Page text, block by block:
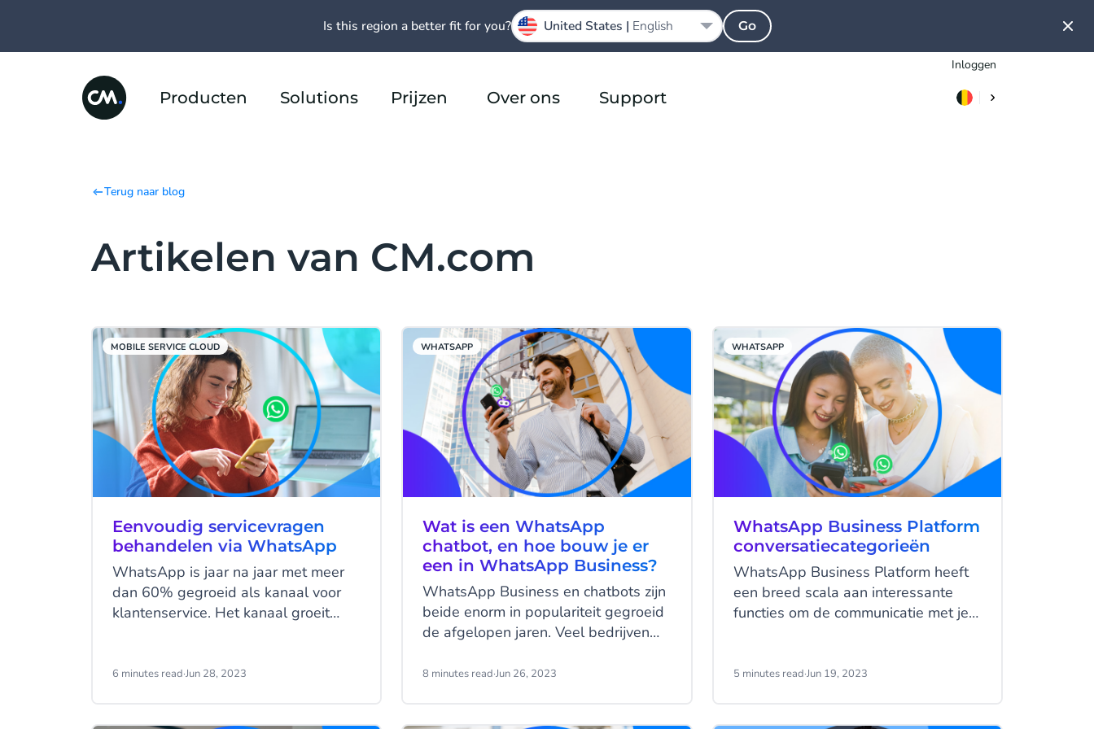
Inloggen
Producten Solutions Prijzen Over ons Support
Terug naar blog
Artikelen van CM.com
MOBILE SERVICE CLOUD
Eenvoudig servicevragen
behandelen via WhatsApp
WhatsApp is jaar na jaar met meer
dan 60% gegroeid als kanaal voor
klantenservice. Het kanaal groeit
voor klantenservice? En hoe kunnen
6 minutes read·Jun 28, 2023
WHATSAPP
Wat is een WhatsApp
chatbot, en hoe bouw je er
een in WhatsApp Business?
WhatsApp Business en chatbots zijn
beide enorm in populariteit gegroeid
de afgelopen jaren. Veel bedrijven
communiceren met klanten, en het
8 minutes read·Jun 26, 2023
WHATSAPP
WhatsApp Business Platform
conversatiecategorieën
WhatsApp Business Platform heeft
een breed scala aan interessante
functies om de communicatie met je
journey. Om deze functies beter te
5 minutes read·Jun 19, 2023
Is this region a better fit for you? United States | English Go